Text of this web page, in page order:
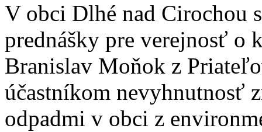
V obci Dlhé nad Cirochou
prednášky pre verejnosť o
Branislav Moňok z
účastníkom nevyhnutnosť
odpadmi v obci z